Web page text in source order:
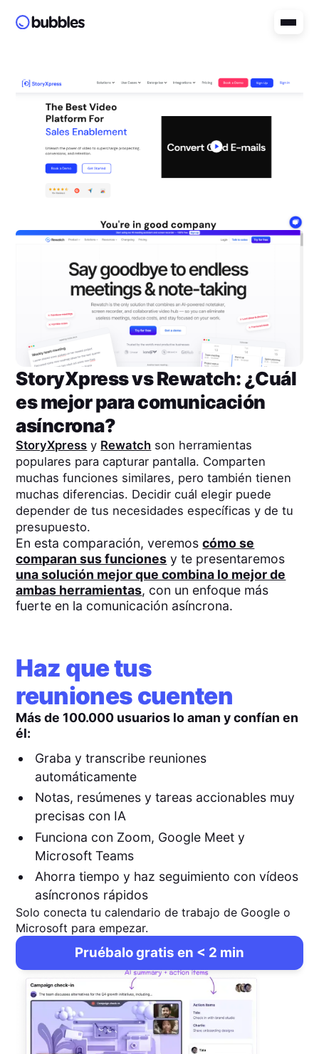
StoryXpressvsRewatch: ¿Cuál
es mejor para comunicación
asíncrona?
StoryXpress y Rewatch son herramientas
populares para capturar pantalla. Comparten
muchas funciones similares, pero también tienen
muchas diferencias. Decidir cuál elegir puede
depender de tus necesidades específicas y de tu
presupuesto.
En esta comparación, veremoscómo se
comparan sus funciones y te presentaremos
una solución mejor que combina lo mejor de
ambas herramientas, con un enfoque más
fuerte en la comunicación asíncrona.
Haz que tus
reuniones cuenten
Más de 100.000 usuarios lo aman y confían en
él:
Graba y transcribe reuniones
automáticamente
Notas, resúmenes y tareas accionables muy
precisas con IA
Funciona con Zoom, Google Meet y
Microsoft Teams
Ahorra tiempo y haz seguimiento con vídeos
asíncronos rápidos
Solo conecta tu calendario de trabajo de Google o
Microsoft para empezar.
Pruébalo gratis en < 2 min